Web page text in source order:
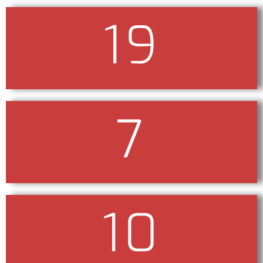
19
💚
7
🧚
10
🛷